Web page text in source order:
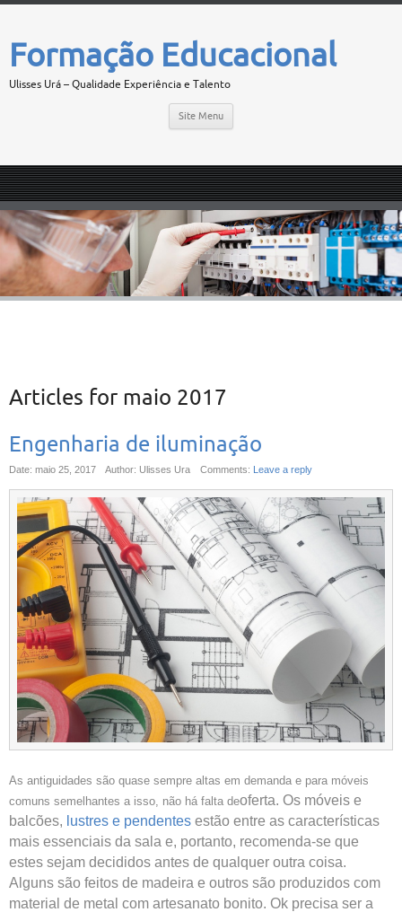
Formação Educacional
Ulisses Urá – Qualidade Experiência e Talento
Site Menu
Articles for maio 2017
Engenharia de iluminação
Date: maio 25, 2017 Author: Ulisses Ura Comments: Leave a reply
As antiguidades são quase sempre altas em demanda e para móveis
comuns semelhantes a isso, não há falta deoferta. Os móveis e
balcões, lustres e pendentes estão entre as características
mais essenciais da sala e, portanto, recomenda-se que
estes sejam decididos antes de qualquer outra coisa.
Alguns são feitos de madeira e outros são produzidos com
material de metal com artesanato bonito. Ok precisa ser a